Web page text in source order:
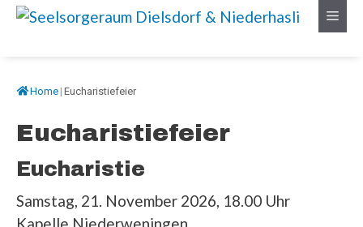
Springe
Menü
Home | Eucharistiefeier
Eucharistiefeier
Eucharistie
Samstag, 21. November 2026, 18.00 Uhr
Kapelle Niederweningen